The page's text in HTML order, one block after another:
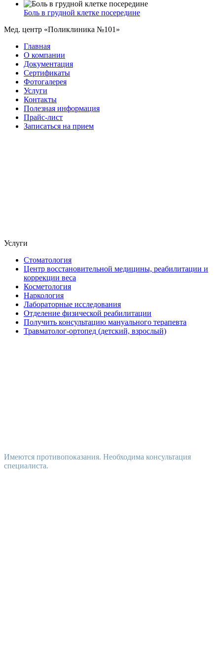
Боль в грудной клетке посередине
Мед. центр «Поликлиника №101»
Главная
О компании
Документация
Сертификаты
Фотогалерея
Услуги
Контакты
Полезная информация
Прайс-лист
Записаться на прием
Услуги
Стоматология
Центр восстановительной медицины, реабилитации и
коррекции веса
Косметология
Наркология
Лабораторные исследования
Отделение физической реабилитации
Получить консультацию мануального терапевта
Травматолог-ортопед (детский, взрослый)
Имеются противопоказания. Необходима консультация
специалиста.